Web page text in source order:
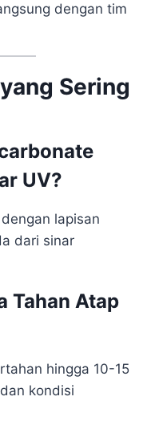
dengan tim
Sering
UV?
lapisan
dari sinar
Tahan Atap
hingga 10-15
kondisi